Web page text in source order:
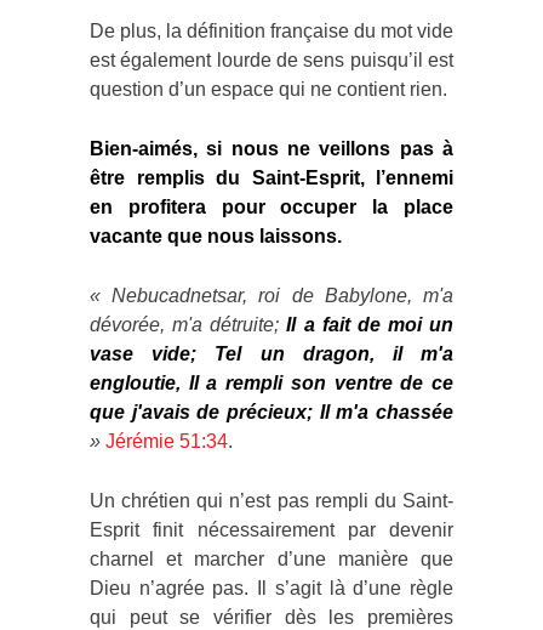
De plus, la définition française du mot vide
est également lourde de sens puisqu’il est
question d’un espace qui ne contient rien.
Bien-aimés, si nous ne veillons pas à
être remplis du Saint-Esprit, l’ennemi
en profitera pour occuper la place
vacante que nous laissons.
«Nebucadnetsar, roi de Babylone, m'a
dévorée, m'a détruite;Il a fait de moi un
vase vide; Tel un dragon, il m'a
engloutie, Il a rempli son ventre de ce
que j'avais de précieux; Il m'a chassée
» Jérémie 51:34.
Un chrétien qui n’est pas rempli du Saint-
Esprit finit nécessairement par devenir
charnel et marcher d’une manière que
Dieu n’agrée pas. Il s’agit là d’une règle
qui peut se vérifier dès les premières